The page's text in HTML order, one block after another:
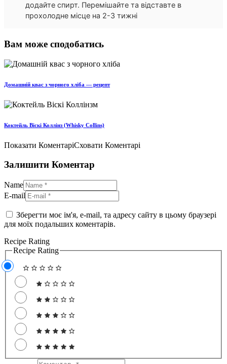
додайте спирт. Перемішайте та відставте в
прохолодне місце на 2-3 тижні
Вам може сподобатись
Домашній квас з чорного хліба — рецепт
Коктейль Віскі Коллінз (Whisky Collins)
Показати КоментаріСховати Коментарі
Залишити Коментар
Name
E-mail
Зберегти моє ім'я, e-mail, та адресу сайту в цьому браузері
для моїх подальших коментарів.
Recipe Rating
Recipe Rating